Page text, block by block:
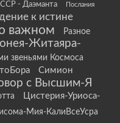
- Даэманта
Послания
к истине
важном Разное
Житаяра-
звеньями Космоса
Симион
с Высшим-Я
Цистерия-Уриоса-
Мия-КалиВсеУсра